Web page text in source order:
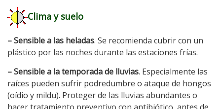
Clima y suelo
– Sensible a las heladas. Se recomienda cubrir con un
plástico por las noches durante las estaciones frías.
– Sensible a la temporada de lluvias. Especialmente las
raíces pueden sufrir podredumbre o ataque de hongos
(oídio y mildu). Proteger de las lluvias abundantes o